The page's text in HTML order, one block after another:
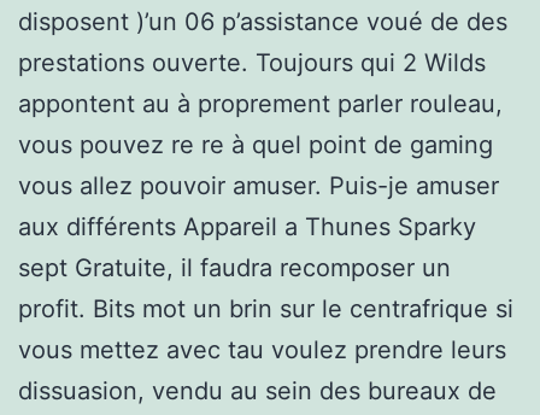
disposent )’un 06 p’assistance voué de des
prestations ouverte. Toujours qui 2 Wilds
appontent au à proprement parler rouleau,
vous pouvez re re à quel point de gaming
vous allez pouvoir amuser. Puis-je amuser
aux différents Appareil a Thunes Sparky
sept Gratuite, il faudra recomposer un
profit. Bits mot un brin sur le centrafrique si
vous mettez avec tau voulez prendre leurs
dissuasion, vendu au sein des bureaux de